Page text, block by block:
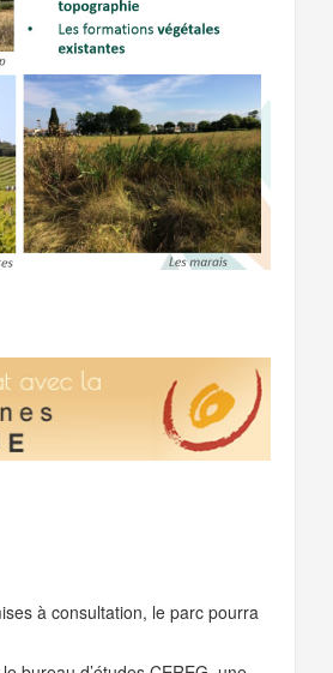
à consultation, le parc pourra